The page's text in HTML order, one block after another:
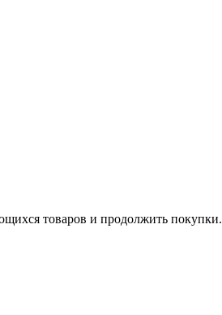
товаров и продолжить покупки.